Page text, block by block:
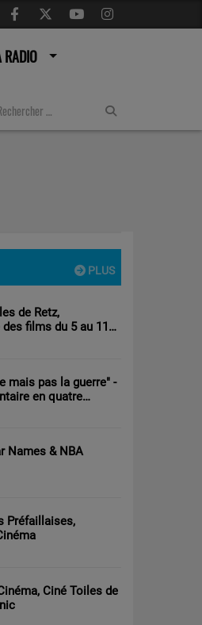
RADIO
PLUS
de Retz,
films du 5 au 11
mais pas la guerre" -
en quatre
Names & NBA
Préfaillaises,
Ciné Toiles de